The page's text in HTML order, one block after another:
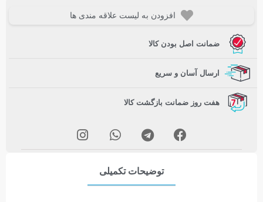
افزودن به لیست علاقه مندی ها
ضمانت اصل بودن کالا
ارسال آسان و سریع
هفت روز ضمانت بازگشت کالا
توضیحات تکمیلی